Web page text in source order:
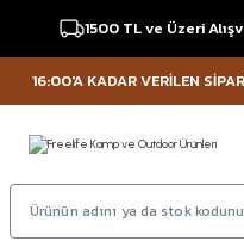
1500 TL ve Üzeri
16:00'A KADAR VERİLEN